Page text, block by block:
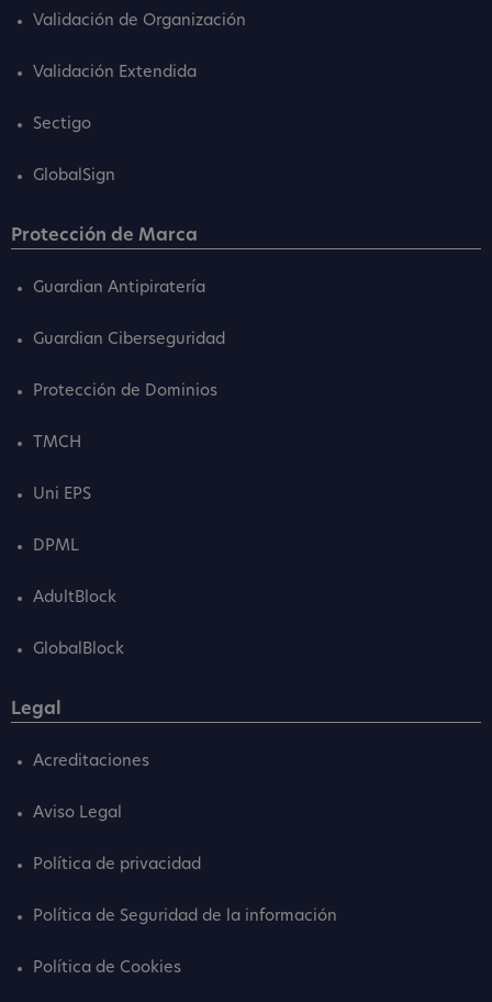
Validación de Organización
Validación Extendida
Sectigo
GlobalSign
Protección de Marca
Guardian Antipiratería
Guardian Ciberseguridad
Protección de Dominios
TMCH
Uni EPS
DPML
AdultBlock
GlobalBlock
Legal
Acreditaciones
Aviso Legal
Política de privacidad
Política de Seguridad de la información
Política de Cookies